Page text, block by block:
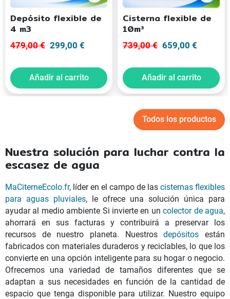
Depósito flexible de
4 m3
479,00 € 299,00 €
Añadir al carrito
Cisterna flexible de
10m³
739,00 € 659,00 €
Añadir al carrito
Todos los productos
Nuestra solución para luchar contra la
escasez de agua
MaCiterneEcolo.fr, líder en el campo de las cisternas flexibles
para aguas pluviales, le ofrece una solución única para
ayudar al medio ambiente Si invierte en uncolector de agua,
ahorrará en sus facturas y contribuirá a preservar los
recursos de nuestro planeta. Nuestrosdepósitos están
fabricados con materiales duraderos y reciclables, lo que los
convierte en una opción inteligente para su hogar o negocio.
Ofrecemos una variedad de tamaños diferentes que se
adaptan a sus necesidades en función de la cantidad de
espacio que tenga disponible para utilizar. Nuestro equipo